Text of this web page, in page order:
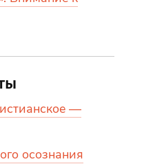
—
осознания